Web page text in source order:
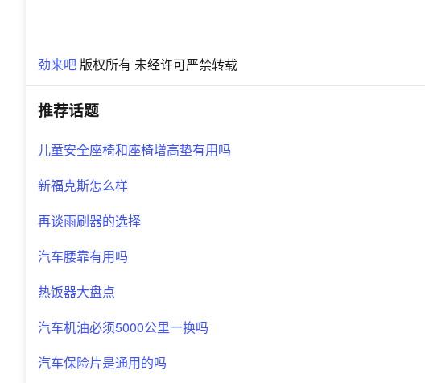
劲来吧 版权所有 未经许可严禁转载
推荐话题
儿童安全座椅和座椅增高垫有用吗
新福克斯怎么样
再谈雨刷器的选择
汽车腰靠有用吗
热饭器大盘点
汽车机油必须5000公里一换吗
汽车保险片是通用的吗